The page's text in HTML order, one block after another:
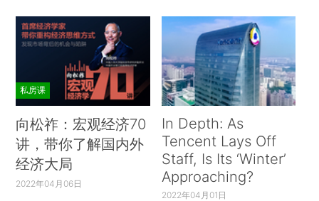
私房课
向松祚：宏观经济70
讲，带你了解国内外
经济大局
2022年04月06日
In Depth: As
Tencent Lays Off
Staff, Is Its ‘Winter’
Approaching?
2022年04月01日